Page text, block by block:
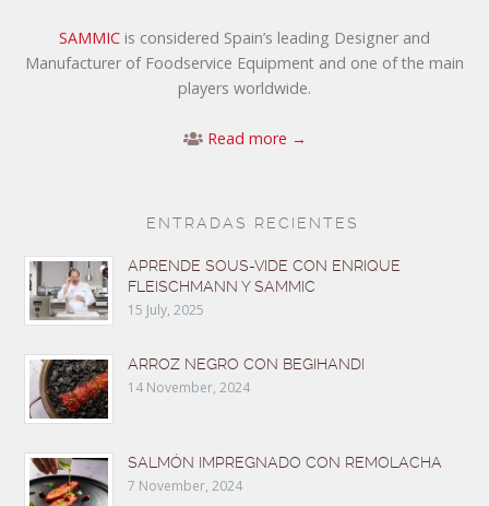
SAMMIC is considered Spain’s leading Designer and
Manufacturer of Foodservice Equipment and one of the main
players worldwide.
Read more →
ENTRADAS RECIENTES
APRENDE SOUS-VIDE CON ENRIQUE
FLEISCHMANN Y SAMMIC
15 July, 2025
ARROZ NEGRO CON BEGIHANDI
14 November, 2024
SALMÓN IMPREGNADO CON REMOLACHA
7 November, 2024